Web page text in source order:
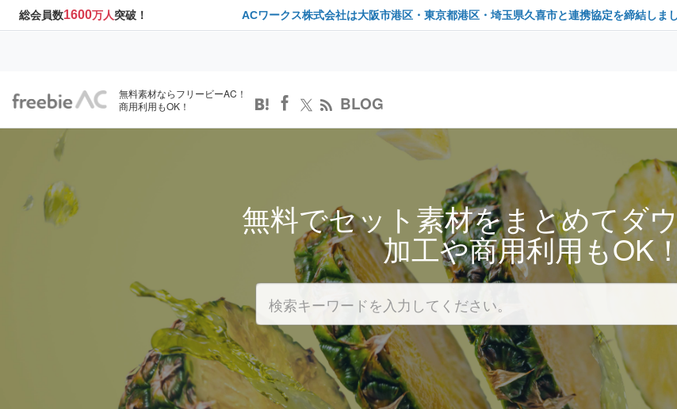
総会員数1600万人突破！ ACワークス株式会社は大阪市港区・東京都港区・埼玉県久喜市と連携協定を締結しま
無料素材ならフリービーAC！
商用利用もOK！
BLOG
無料でセット素材をまとめてダ
加工や商用利用もOK